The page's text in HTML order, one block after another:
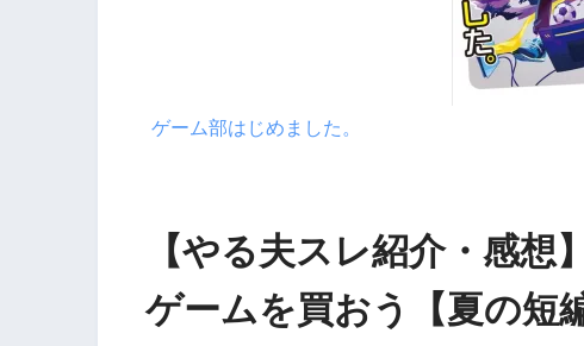
ゲーム部はじめました。
【やる夫スレ紹介・感
ゲームを買おう【夏の短